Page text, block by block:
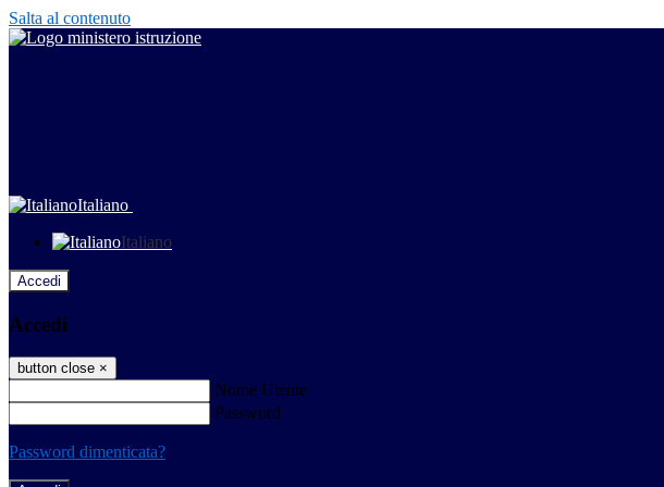
Salta al contenuto
Italiano
Italiano
Accedi
Accedi
button close ×
Nome Utente
Password
Password dimenticata?